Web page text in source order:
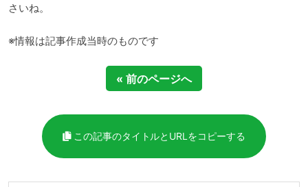
さいね。
※情報は記事作成当時のものです
« 前のページへ
この記事のタイトルとURLをコピーする